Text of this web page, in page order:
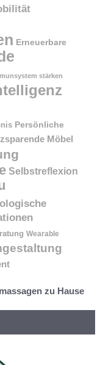
Erneuerbare
stärken
Persönliche
Möbel
Selbstreflexion
Wearable
zu Hause